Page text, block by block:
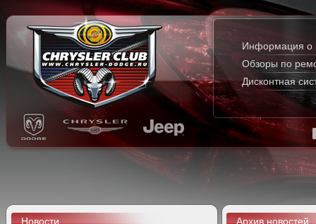
Информация о
Обзоры по
Дисконтная
Новости Архив новостей